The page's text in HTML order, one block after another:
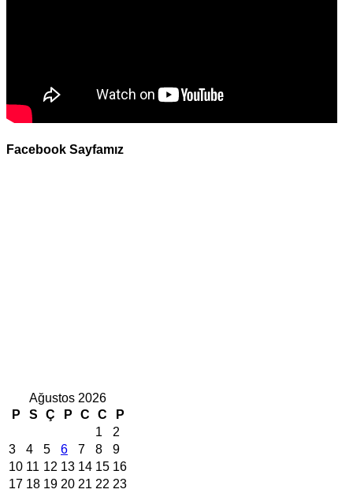
Facebook Sayfamız
Ağustos 2026
P
S Ç P C C
P
1
2
3
4 5 6 7 8
9
10 11 12 13 14 15 16
17 18 19 20 21 22 23